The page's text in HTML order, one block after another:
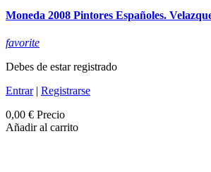
Moneda 2008 Pintores Españoles.
favorite
Debes de estar registrado
Entrar| Registrarse
0,00 € Precio
Añadir al carrito